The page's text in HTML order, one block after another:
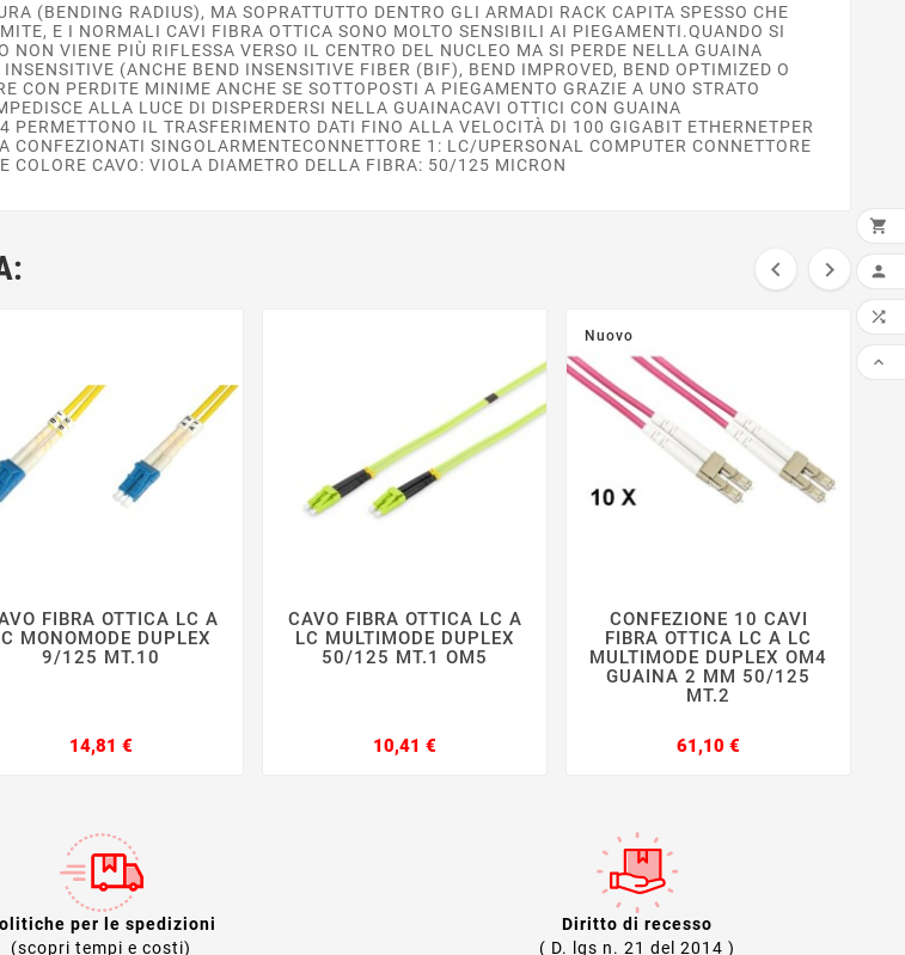
(BENDING RADIUS), MA SOPRATTUTTO DENTRO GLI ARMADI RACK CAPITA SPESSO CHE
E I NORMALI CAVI FIBRA OTTICA SONO MOLTO SENSIBILI AI PIEGAMENTI.QUANDO SI
VIENE PIÙ RIFLESSA VERSO IL CENTRO DEL NUCLEO MA SI PERDE NELLA GUAINA
(ANCHE BEND INSENSITIVE FIBER (BIF), BEND IMPROVED, BEND OPTIMIZED O
CON PERDITE MINIME ANCHE SE SOTTOPOSTI A PIEGAMENTO GRAZIE A UNO STRATO
ALLA LUCE DI DISPERDERSI NELLA GUAINACAVI OTTICI CON GUAINA
PERMETTONO IL TRASFERIMENTO DATI FINO ALLA VELOCITÀ DI 100 GIGABIT ETHERNETPER
SINGOLARMENTECONNETTORE 1: LC/UPERSONAL COMPUTER CONNETTORE
COLORE CAVO: VIOLA DIAMETRO DELLA FIBRA: 50/125 MICRON
 
   
FIBRA OTTICA LC A
MONOMODE DUPLEX
9/125 MT.10
14,81 €
   
CAVO FIBRA OTTICA LC A
LC MULTIMODE DUPLEX
50/125 MT.1 OM5
10,41 €
Nuovo
   
CONFEZIONE 10 CAVI
FIBRA OTTICA LC A LC
MULTIMODE DUPLEX OM4
GUAINA 2 MM 50/125
MT.2
61,10 €
per le spedizioni
(scopri tempi e costi)
Diritto di recesso
( D. lgs n. 21 del 2014 )



